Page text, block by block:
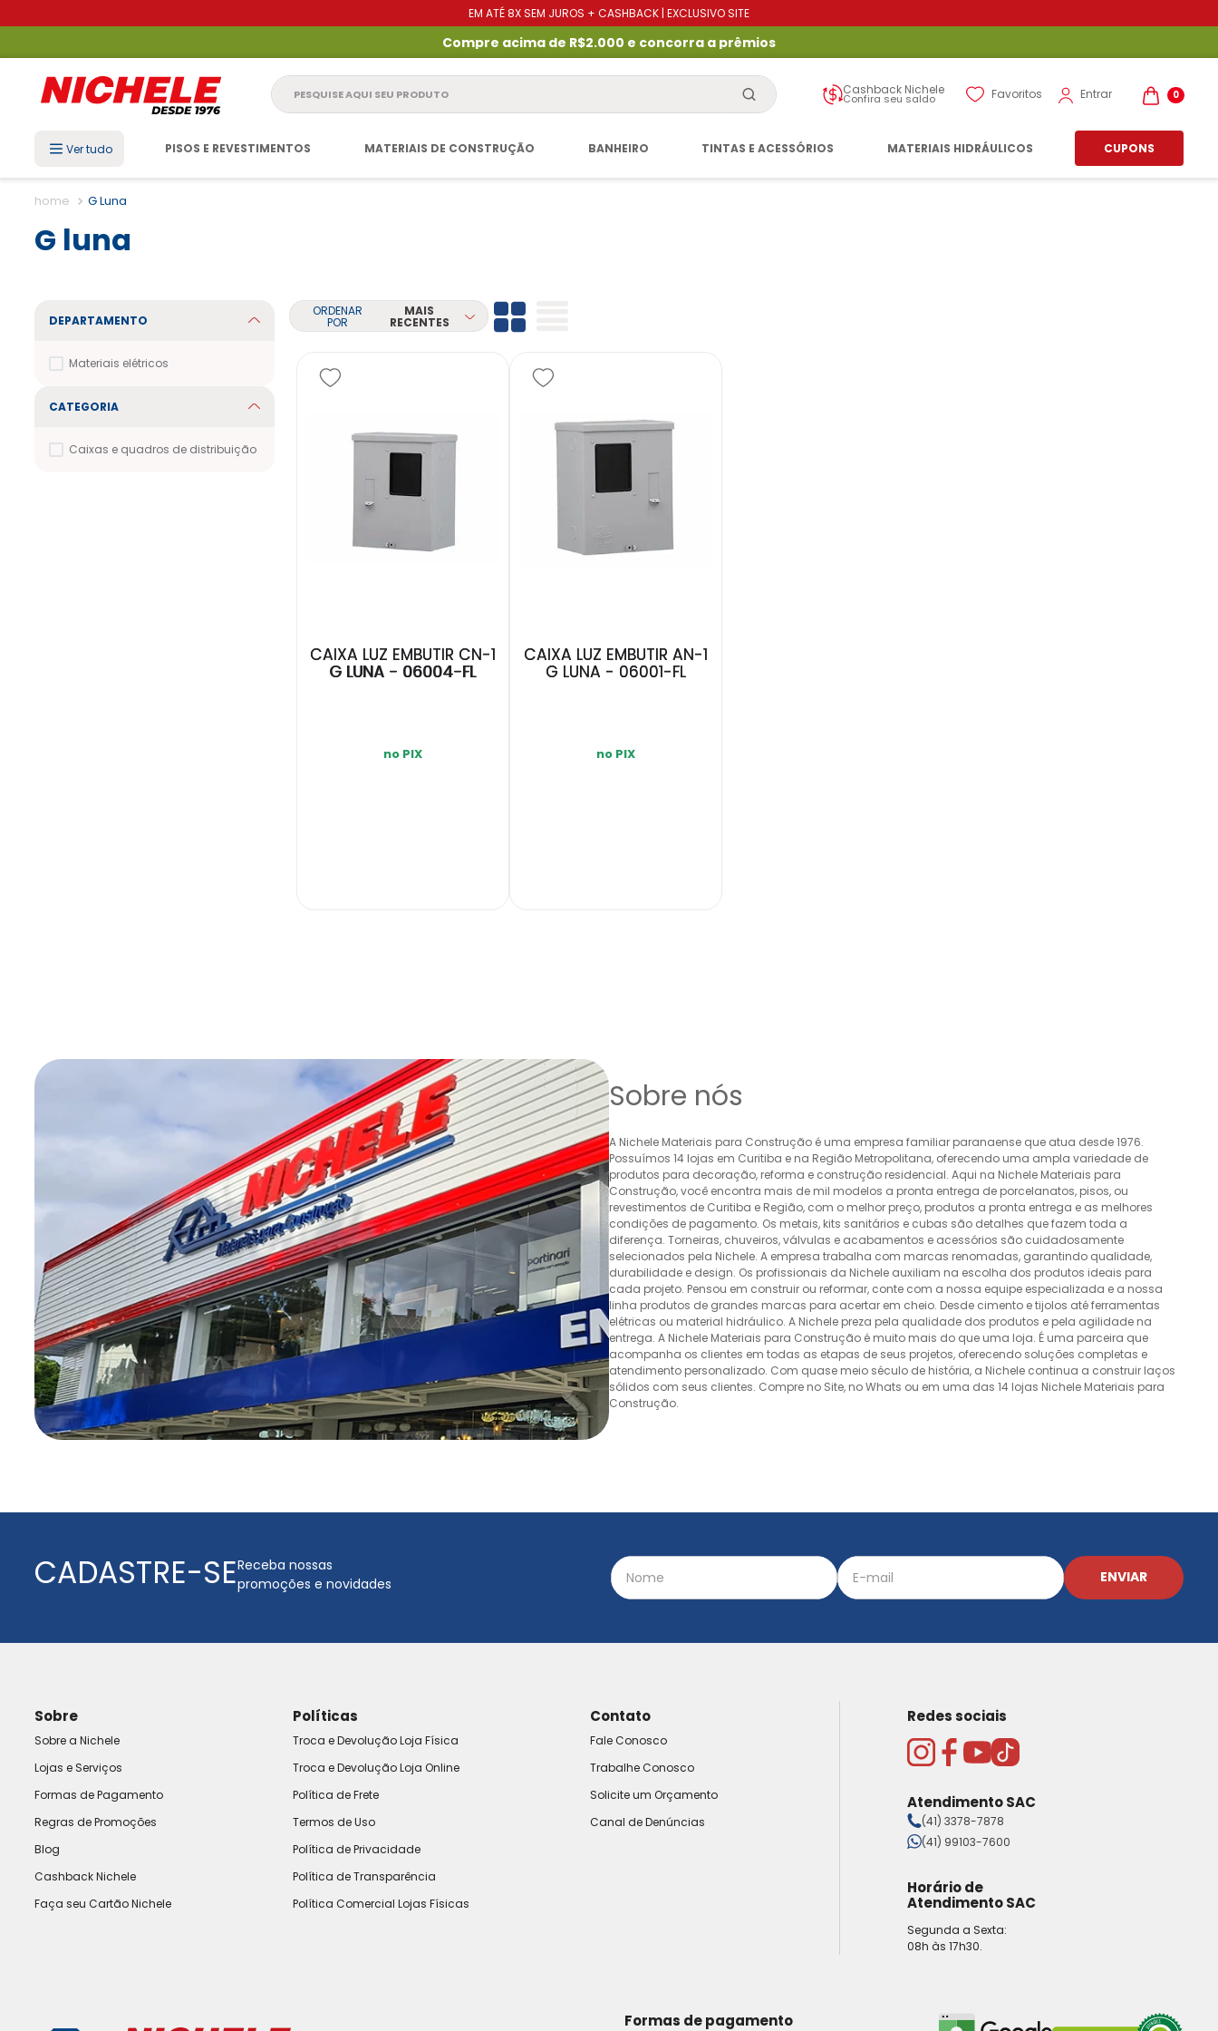
EM ATÉ 8X SEM JUROS + CASHBACK | EXCLUSIVO SITE
Compre acima de R$2.000 e concorra a prêmios
Pesquise aqui seu produto Cashback Nichele
Confira seu saldo Favoritos Entrar 0
Ver tudo PISOS E REVESTIMENTOS MATERIAIS DE CONSTRUÇÃO BANHEIRO TINTAS E ACESSÓRIOS MATERIAIS HIDRÁULICOS CUPONS
G Luna
G luna
DEPARTAMENTO
Materiais elétricos
CATEGORIA
Caixas e quadros de distribuição
ORDENAR
POR
MAIS
RECENTES
CAIXA LUZ EMBUTIR CN-1
G LUNA - 06004-FL
no PIX
CAIXA LUZ EMBUTIR AN-1
G LUNA - 06001-FL
no PIX
Sobre nós
A Nichele Materiais para Construção é uma empresa familiar paranaense que atua desde 1976.
Possuímos 14 lojas em Curitiba e na Região Metropolitana, oferecendo uma ampla variedade de
produtos para decoração, reforma e construção residencial. Aqui na Nichele Materiais para
Construção, você encontra mais de mil modelos a pronta entrega de porcelanatos, pisos, ou
revestimentos de Curitiba e Região, com o melhor preço, produtos a pronta entrega e as melhores
condições de pagamento. Os metais, kits sanitários e cubas são detalhes que fazem toda a
diferença. Torneiras, chuveiros, válvulas e acabamentos e acessórios são cuidadosamente
selecionados pela Nichele. A empresa trabalha com marcas renomadas, garantindo qualidade,
durabilidade e design. Os profissionais da Nichele auxiliam na escolha dos produtos ideais para
cada projeto. Pensou em construir ou reformar, conte com a nossa equipe especializada e a nossa
linha produtos de grandes marcas para acertar em cheio. Desde cimento e tijolos até ferramentas
elétricas ou material hidráulico. A Nichele preza pela qualidade dos produtos e pela agilidade na
entrega. A Nichele Materiais para Construção é muito mais do que uma loja. É uma parceira que
acompanha os clientes em todas as etapas de seus projetos, oferecendo soluções completas e
atendimento personalizado. Com quase meio século de história, a Nichele continua a construir laços
sólidos com seus clientes. Compre no Site, no Whats ou em uma das 14 lojas Nichele Materiais para
Construção.
CADASTRE-SEReceba nossas
promoções e novidades
ENVIAR
Sobre
Sobre a Nichele
Lojas e Serviços
Formas de Pagamento
Regras de Promoções
Blog
Cashback Nichele
Faça seu Cartão Nichele
Políticas
Troca e Devolução Loja Física
Troca e Devolução Loja Online
Política de Frete
Termos de Uso
Política de Privacidade
Política de Transparência
Política Comercial Lojas Físicas
Contato
Fale Conosco
Trabalhe Conosco
Solicite um Orçamento
Canal de Denúncias
Redes sociais
Atendimento SAC
(41) 3378-7878
(41) 99103-7600
Horário de
Atendimento SAC
Segunda a Sexta:
08h às 17h30.
Formas de pagamento